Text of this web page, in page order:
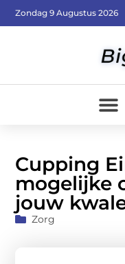
Zondag 9 Augustus 2026
Cupping
mogelijke
jouw
Zorg